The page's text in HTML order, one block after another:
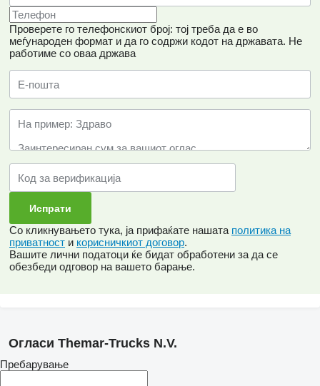
Проверете го телефонскиот број: тој треба да е во
меѓународен формат и да го содржи кодот на државата. Не
работиме со оваа држава
Со кликнувањето тука, ја прифаќате нашата политика на
приватност и корисничкиот договор.
Вашите лични податоци ќе бидат обработени за да се
обезбеди одговор на вашето барање.
Огласи Themar-Trucks N.V.
Пребарување